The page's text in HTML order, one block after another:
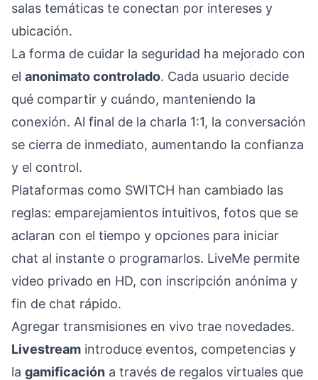
salas temáticas te conectan por intereses y
ubicación.
La forma de cuidar la seguridad ha mejorado con
el anonimato controlado. Cada usuario decide
qué compartir y cuándo, manteniendo la
conexión. Al final de la charla 1:1, la conversación
se cierra de inmediato, aumentando la confianza
y el control.
Plataformas como SWITCH han cambiado las
reglas: emparejamientos intuitivos, fotos que se
aclaran con el tiempo y opciones para iniciar
chat al instante o programarlos. LiveMe permite
video privado en HD, con inscripción anónima y
fin de chat rápido.
Agregar transmisiones en vivo trae novedades.
Livestream introduce eventos, competencias y
la gamificación a través de regalos virtuales que